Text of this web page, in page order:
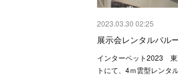
2023.03.30 02:25
展示会レンタルバル
インターペット2023 東
トにて、4ｍ雲型レンタ